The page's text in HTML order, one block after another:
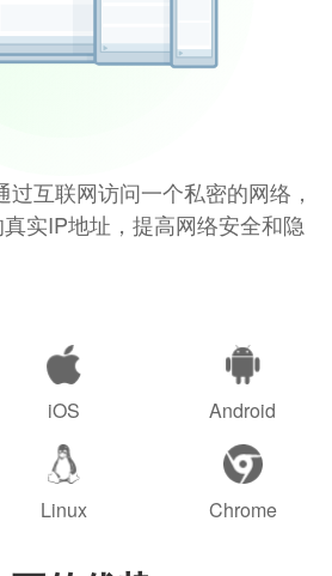
互联网访问一个私密的网络，
实IP地址，提高网络安全和隐
iOS Android
Linux Chrome